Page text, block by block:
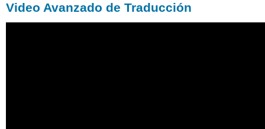
Video Avanzado de Traducción